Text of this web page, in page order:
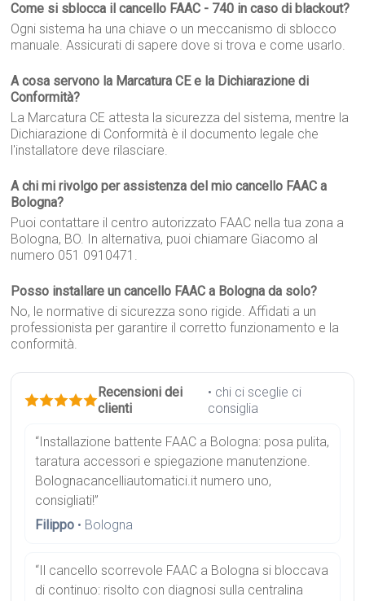
Come si sblocca il cancello FAAC - 740 in caso di blackout?
Ogni sistema ha una chiave o un meccanismo di sblocco
manuale. Assicurati di sapere dove si trova e come usarlo.
A cosa servono la Marcatura CE e la Dichiarazione di
Conformità?
La Marcatura CE attesta la sicurezza del sistema, mentre la
Dichiarazione di Conformità è il documento legale che
l'installatore deve rilasciare.
A chi mi rivolgo per assistenza del mio cancello FAAC a
Bologna?
Puoi contattare il centro autorizzato FAAC nella tua zona a
Bologna, BO. In alternativa, puoi chiamare Giacomo al
numero 051 0910471.
Posso installare un cancello FAAC a Bologna da solo?
No, le normative di sicurezza sono rigide. Affidati a un
professionista per garantire il corretto funzionamento e la
conformità.
Recensioni dei
clienti
• chi ci sceglie ci
consiglia
“Installazione battente FAAC a Bologna: posa pulita,
taratura accessori e spiegazione manutenzione.
Bolognacancelliautomatici.it numero uno,
consigliati!”
Filippo • Bologna
“Il cancello scorrevole FAAC a Bologna si bloccava
di continuo: risolto con diagnosi sulla centralina